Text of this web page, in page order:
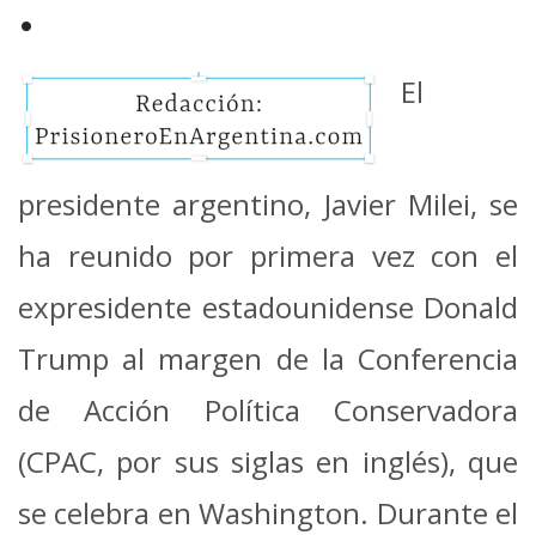
•
El
presidente argentino, Javier Milei, se
ha reunido por primera vez con el
expresidente estadounidense Donald
Trump al margen de la Conferencia
de Acción Política Conservadora
(CPAC, por sus siglas en inglés), que
se celebra en Washington. Durante el